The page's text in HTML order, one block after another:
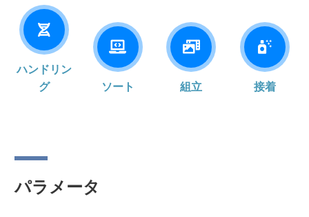
ハンドリン
グ
ソート 組立 接着
パラメータ